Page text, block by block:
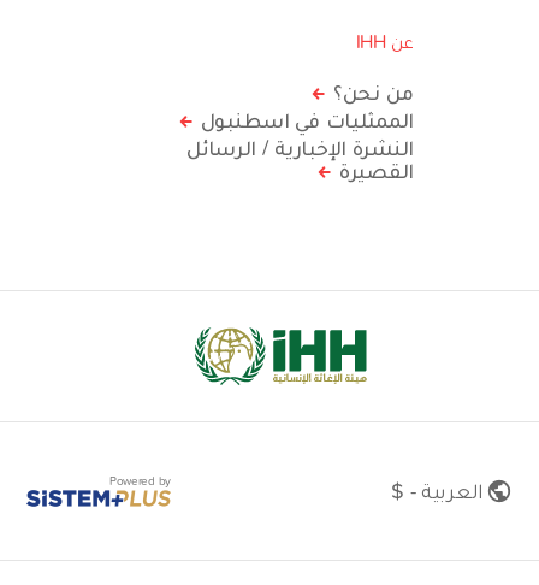
عن IHH
من نحن؟
الممثليات في اسطنبول
النشرة الإخبارية / الرسائل
القصيرة
العربية - $ Powered by